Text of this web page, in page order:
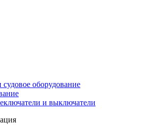
оборудование
и выключатели